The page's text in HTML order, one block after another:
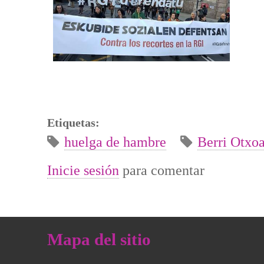
Etiquetas:
huelga de hambre
Berri
Inicie sesión para comentar
Mapa del sitio